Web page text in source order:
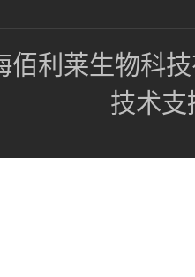
佰利莱生物科
技术